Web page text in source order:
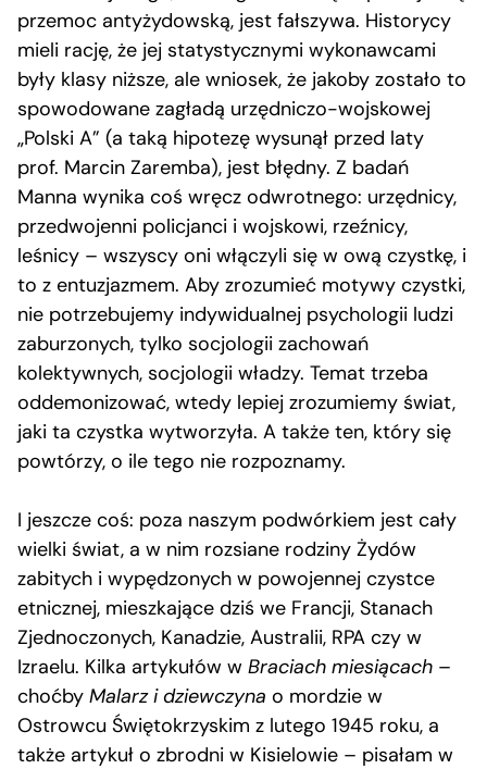
przemoc antyżydowską, jest fałszywa. Historycy
mieli rację, że jej statystycznymi wykonawcami
były klasy niższe, ale wniosek, że jakoby zostało to
spowodowane zagładą urzędniczo-wojskowej
„Polski A” (a taką hipotezę wysunął przed laty
prof. Marcin Zaremba), jest błędny. Z badań
Manna wynika coś wręcz odwrotnego: urzędnicy,
przedwojenni policjanci i wojskowi, rzeźnicy,
leśnicy – wszyscy oni włączyli się w ową czystkę, i
to z entuzjazmem. Aby zrozumieć motywy czystki,
nie potrzebujemy indywidualnej psychologii ludzi
zaburzonych, tylko socjologii zachowań
kolektywnych, socjologii władzy. Temat trzeba
oddemonizować, wtedy lepiej zrozumiemy świat,
jaki ta czystka wytworzyła. A także ten, który się
powtórzy, o ile tego nie rozpoznamy.
I jeszcze coś: poza naszym podwórkiem jest cały
wielki świat, a w nim rozsiane rodziny Żydów
zabitych i wypędzonych w powojennej czystce
etnicznej, mieszkające dziś we Francji, Stanach
Zjednoczonych, Kanadzie, Australii, RPA czy w
Izraelu. Kilka artykułów w Braciach miesiącach –
choćby Malarz i dziewczyna o mordzie w
Ostrowcu Świętokrzyskim z lutego 1945 roku, a
także artykuł o zbrodni w Kisielowie – pisałam w